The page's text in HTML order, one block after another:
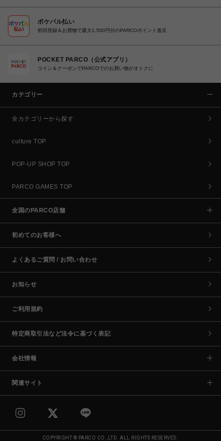
ポケパル払い
初回登録＆お買物で最大1,500円分のPARCOポイント進呈
POCKET PARCO（公式アプリ）
コイン＆クーポンでPARCOでのお買い物がオトクに
カテゴリー
全カテゴリーから探す
culture TOP
POP-UP SHOP TOP
PARCO GAMES TOP
全国のPARCO店舗
初めてのお客様へ
よくあるご質問 / お問い合わせ
お知らせ
ご利用規約
特定商取引法など法令に基づく表記
会社情報
関連サイト
COPYRIGHT © PARCO CO.,LTD. ALL RIGHTS RESERVED.